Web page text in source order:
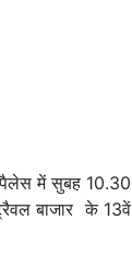
पैलेस में सुबह 10.30
बाजार के 13वें